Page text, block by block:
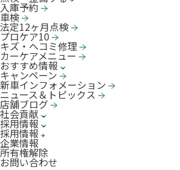
入庫予約
車検
法定12ヶ月点検
プロケア10
キズ・ヘコミ修理
カーケアメニュー
おすすめ情報
キャンペーン
新車インフォメーション
ニュース＆トピックス
店舗ブログ
社会貢献
採用情報
採用情報
企業情報
所有権解除
お問い合わせ